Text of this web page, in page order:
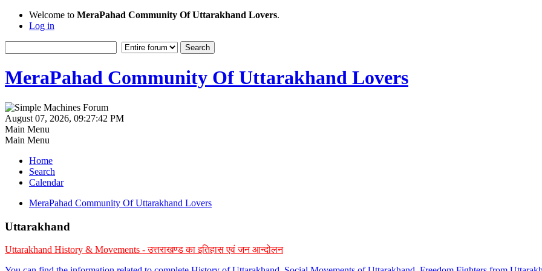
Welcome to MeraPahad Community Of Uttarakhand Lovers.
Log in
MeraPahad Community Of Uttarakhand Lovers
August 07, 2026, 09:27:42 PM
Main Menu
Main Menu
Home
Search
Calendar
MeraPahad Community Of Uttarakhand Lovers
Uttarakhand
Uttarakhand History & Movements - उत्तराखण्ड का इतिहास एवं जन आन्दोलन